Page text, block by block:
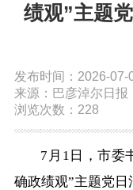
依申请公开
政务服务
绩观”主题
发布时间：2026-07-
来源：巴彦淖尔日报
浏览次数：228
7月1日，市委
确政绩观”主题党日